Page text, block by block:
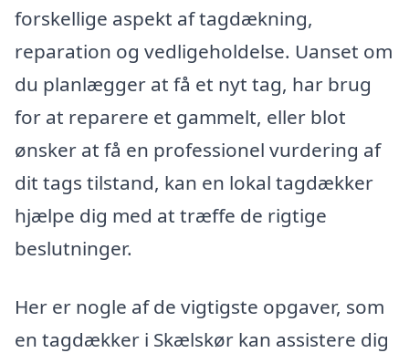
forskellige aspekt af tagdækning,
reparation og vedligeholdelse. Uanset om
du planlægger at få et nyt tag, har brug
for at reparere et gammelt, eller blot
ønsker at få en professionel vurdering af
dit tags tilstand, kan en lokal tagdækker
hjælpe dig med at træffe de rigtige
beslutninger.
Her er nogle af de vigtigste opgaver, som
en tagdækker i Skælskør kan assistere dig